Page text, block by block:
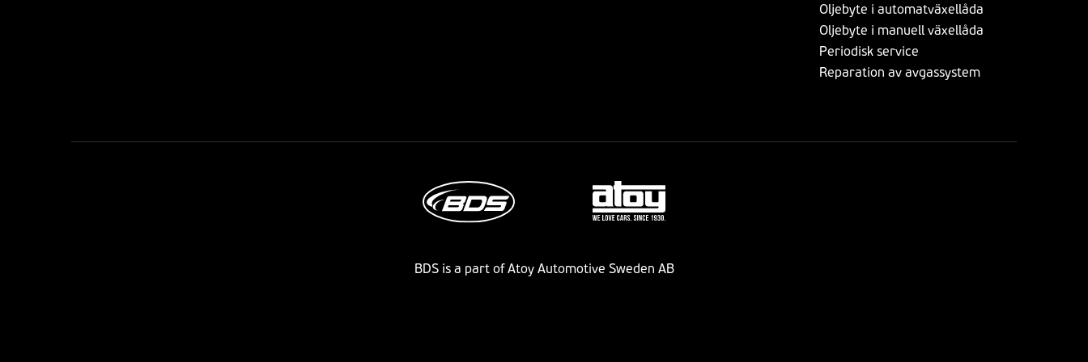
Oljebyte i automatväxellåda
Oljebyte i manuell växellåda
Periodisk service
Reparation av avgassystem
BDS is a part of Atoy Automotive Sweden AB